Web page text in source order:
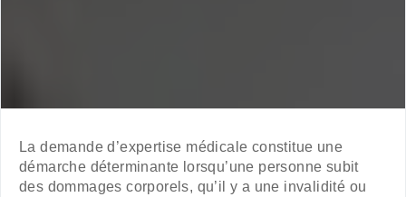
La demande d’expertise médicale constitue une
démarche déterminante lorsqu’une personne subit
des dommages corporels, qu’il y a une invalidité ou